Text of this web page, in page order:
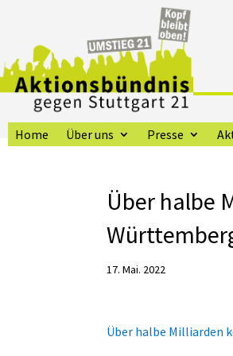
Home Über uns Presse
Über halbe
17. Mai. 2022
Über halbe Milliarden